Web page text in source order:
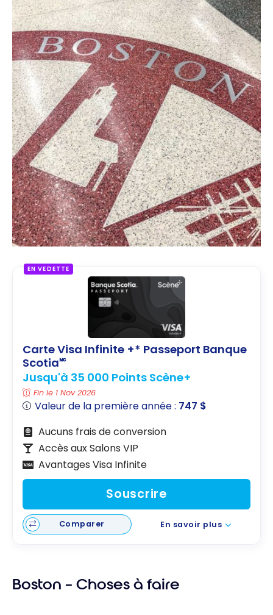
EN VEDETTE
Carte Visa Infinite +* Passeport Banque
Scotia🅪
Jusqu'à 35 000 Points Scène+
Fin le 1 Nov 2026
Valeur de la première année : 747 $
Aucuns frais de conversion
Accès aux Salons VIP
Avantages Visa Infinite
Souscrire
Comparer En savoir plus
Boston – Choses à faire